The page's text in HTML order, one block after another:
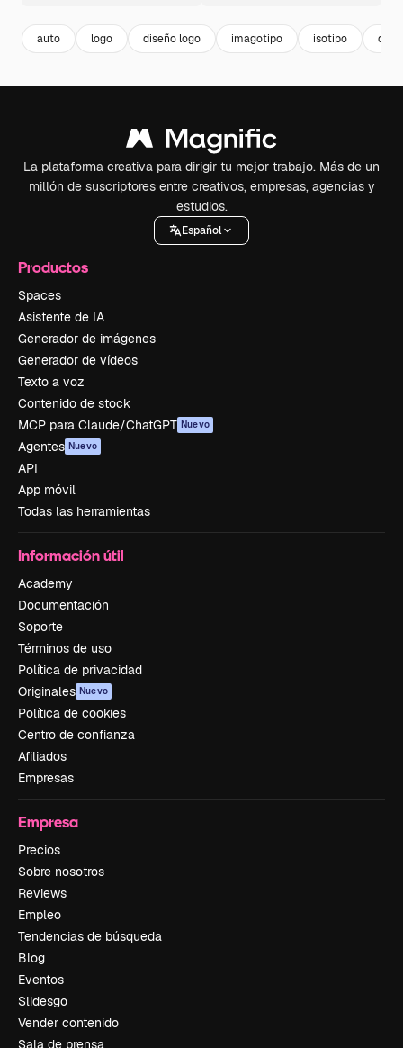
auto logo diseño logo imagotipo isotipo
La plataforma creativa para dirigir tu mejor trabajo. Más de un
millón de suscriptores entre creativos, empresas, agencias y
estudios.
Español
Productos
Spaces
Asistente de IA
Generador de imágenes
Generador de vídeos
Texto a voz
Contenido de stock
MCP para Claude/ChatGPT Nuevo
Agentes Nuevo
API
App móvil
Todas las herramientas
Información útil
Academy
Documentación
Soporte
Términos de uso
Política de privacidad
Originales Nuevo
Política de cookies
Centro de confianza
Afiliados
Empresas
Empresa
Precios
Sobre nosotros
Reviews
Empleo
Tendencias de búsqueda
Blog
Eventos
Slidesgo
Vender contenido
Sala de prensa